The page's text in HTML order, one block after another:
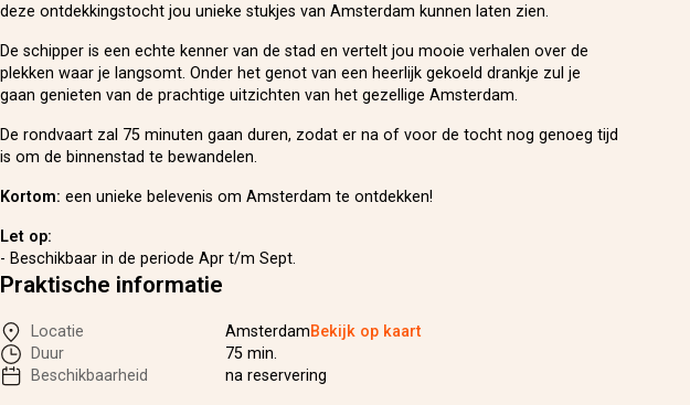
deze ontdekkingstocht jou unieke stukjes van Amsterdam kunnen laten zien.
De schipper is een echte kenner van de stad en vertelt jou mooie verhalen over de
plekken waar je langsomt. Onder het genot van een heerlijk gekoeld drankje zul je
gaan genieten van de prachtige uitzichten van het gezellige Amsterdam.
De rondvaart zal 75 minuten gaan duren, zodat er na of voor de tocht nog genoeg tijd
is om de binnenstad te bewandelen.
Kortom: een unieke belevenis om Amsterdam te ontdekken!
Let op:
- Beschikbaar in de periode Apr t/m Sept.
Praktische informatie
Locatie AmsterdamBekijk op kaart
Duur
75 min.
Beschikbaarheid
na reservering